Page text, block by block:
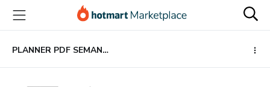
para
conteúdo
principal
para
pagamento
para
rodapé
PLANNER PDF SEMANAL E DIÁRIO WANDINHA - HORIZONTAL